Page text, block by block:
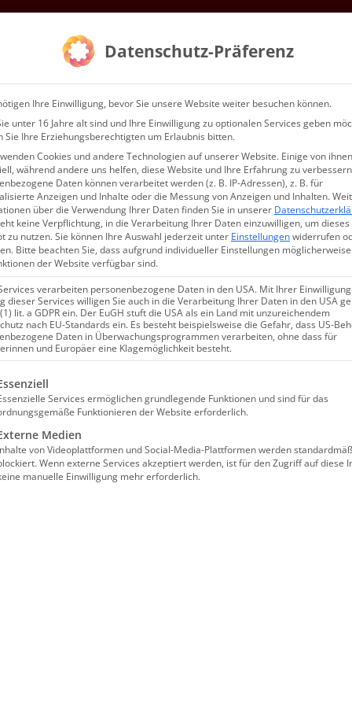
եւ
հայ համայնքում
Datenschutz-Präferenz
Ihre Einwilligung, bevor Sie unsere Website weiter besuchen können.
unter 16 Jahre alt sind und Ihre Einwilligung zu optionalen Services geben
Sie Ihre Erziehungsberechtigten um Erlaubnis bitten.
Cookies und andere Technologien auf unserer Website. Einige von
während andere uns helfen, diese Website und Ihre Erfahrung zu
Daten können verarbeitet werden (z. B. IP-Adressen), z. B. für
Anzeigen und Inhalte oder die Messung von Anzeigen und Inhalten.
über die Verwendung Ihrer Daten finden Sie in unserer
keine Verpflichtung, in die Verarbeitung Ihrer Daten einzuwilligen, um dieses
zu nutzen.Sie können Ihre Auswahl jederzeit unter Einstellungenwiderrufen
Bitte beachten Sie, dass aufgrund individueller Einstellungen
der Website verfügbar sind.
verarbeiten personenbezogene Daten in den USA. Mit Ihrer
dieser Services willigen Sie auch in die Verarbeitung Ihrer Daten in den USA
lit. a GDPR ein. Der EuGH stuft die USA als ein Land mit unzureichendem
nach EU-Standards ein. Es besteht beispielsweise die Gefahr, dass US-
Daten in Überwachungsprogrammen verarbeiten, ohne dass für
und Europäer eine Klagemöglichkeit besteht.
eine Liste der Service-Gruppen, für die eine
Services ermöglichen grundlegende Funktionen und sind für das
Funktionieren der Website erforderlich.
Medien
von Videoplattformen und Social-Media-Plattformen werden
Wenn externe Services akzeptiert werden, ist für den Zugriff auf diese
manuelle Einwilligung mehr erforderlich.